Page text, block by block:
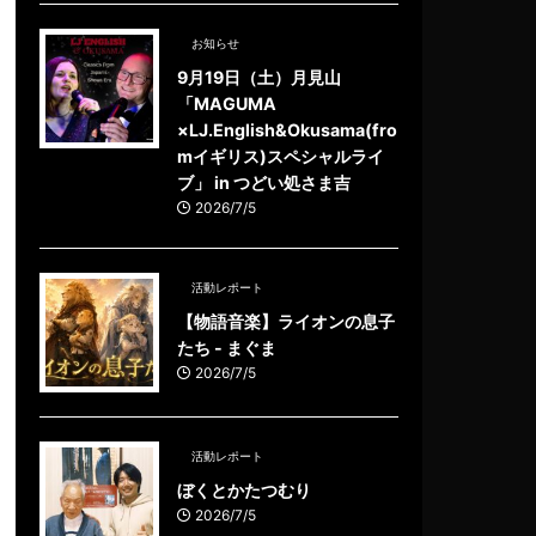
お知らせ
9月19日（土）月見山
「MAGUMA
×LJ.English&Okusama(fro
mイギリス)スペシャルライ
ブ」 in つどい処さま吉
2026/7/5
活動レポート
【物語音楽】ライオンの息子
たち - まぐま
2026/7/5
活動レポート
ぼくとかたつむり
2026/7/5